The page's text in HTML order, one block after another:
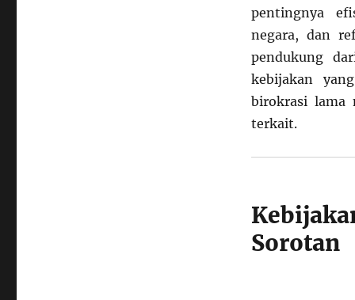
pentingnya
negara, dan
pendukung
kebijakan
birokrasi lama
terkait.
Sorotan